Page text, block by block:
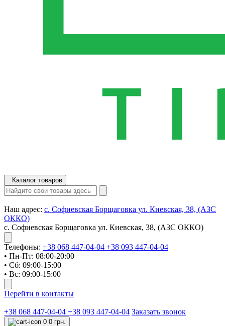
Каталог товаров
Наш адрес: с. Софиевская Борщаговка ул. Киевская, 38, (АЗС
ОККО)
с. Софиевская Борщаговка ул. Киевская, 38, (АЗС ОККО)
Телефоны: +38 068 447-04-04 +38 093 447-04-04
• Пн-Пт: 08:00-20:00
• Сб: 09:00-15:00
• Вс: 09:00-15:00
Перейти в контакты
+38 068 447-04-04 +38 093 447-04-04 Заказать звонок
0 0 грн.